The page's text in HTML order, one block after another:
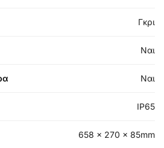
Γκρι
Ναι
Ναι
IP65
658 x 270 x 85mm